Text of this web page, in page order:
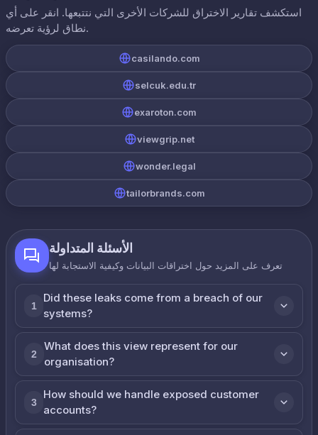
استكشف تقارير الاختراق للشركات الأخرى التي نتتبعها. انقر على أي
نطاق لرؤية تعرضه.
casilando.com
selcuk.edu.tr
exaroton.com
viewgrip.net
wonder.legal
tailorbrands.com
الأسئلة المتداولة
تعرف على المزيد حول اختراقات البيانات وكيفية الاستجابة لها
1
Did these leaks come from a breach of our
systems?
2
What does this view represent for our
organisation?
3
How should we handle exposed customer
accounts?